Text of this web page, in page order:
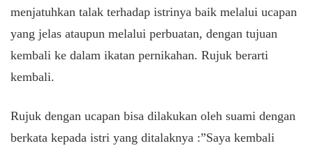
menjatuhkan talak terhadap istrinya baik melalui ucapan
yang jelas ataupun melalui perbuatan, dengan tujuan
kembali ke dalam ikatan pernikahan. Rujuk berarti
kembali.
Rujuk dengan ucapan bisa dilakukan oleh suami dengan
berkata kepada istri yang ditalaknya :”Saya kembali